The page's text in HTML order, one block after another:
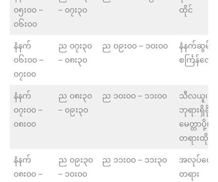
၀၅း၀၀ –
၀၆း၀၀
– ၀၇း၃၀
ထိုင်
နံနက်
၀၆း၀၀ –
၀၇း၀၀
ည ၀၇း၃၀
– ၀၈း၃၀
ည ၀၉း၀၀ – ၁၀း၀၀
နံနက်ဆွမ်းစ
စင်္ကြန်လျှ
နံနက်
၀၇း၀၀ –
၀၈း၀၀
ည ၀၈း၃၀
– ၀၉း၃၀
ည ၁၀း၀၀ – ၁၁း၀၀
သီလယူ၊
ဘုရားရှိခိုး
မေတ္တာပို့၊
တရားထိုင်
နံနက်
၀၈း၀၀ –
ည ၀၉း၃၀
– ၁၀း၀၀
ည ၁၁း၀၀ – ၁၁း၃၀
အလုပ်ပေး
တရား